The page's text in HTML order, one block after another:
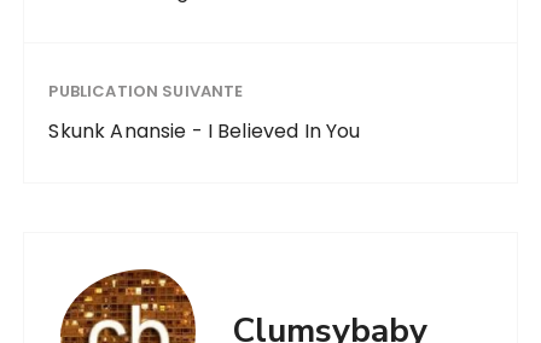
PUBLICATION SUIVANTE
Skunk Anansie - I Believed In You
Clumsybaby